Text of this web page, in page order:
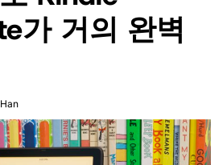
가 거의 완벽